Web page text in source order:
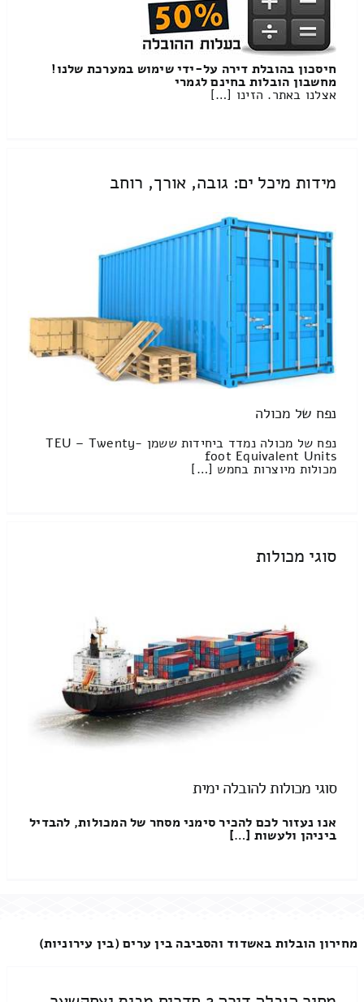
חיסכון בהובלת דירה על-ידי שימוש במערכת שלנו!
מחשבון הובלות בחינם לגמרי
אצלנו באתר. הזינו […]
מידות מיכל ים: גובה, אורך, רוחב
נפח של מכולה
נפח של מכולה נמדד ביחידות ששמן TEU – Twenty-
foot Equivalent Units
מכולות מיוצרות בחמש […]
סוגי מכולות
סוגי מכולות להובלה ימית
אנו נעזור לכם להכיר סימני מסחר של המכולות, להבדיל
ביניהן ולעשות […]
מחירון הובלות באשדוד והסביבה בין ערים (בין עירוניות)